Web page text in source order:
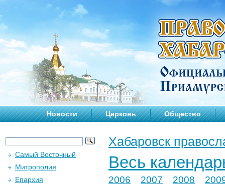
Новости Церковь Общество
Хабаровск
Весь
2006 2007 2008
Самый Восточный
Митрополия
Епархия